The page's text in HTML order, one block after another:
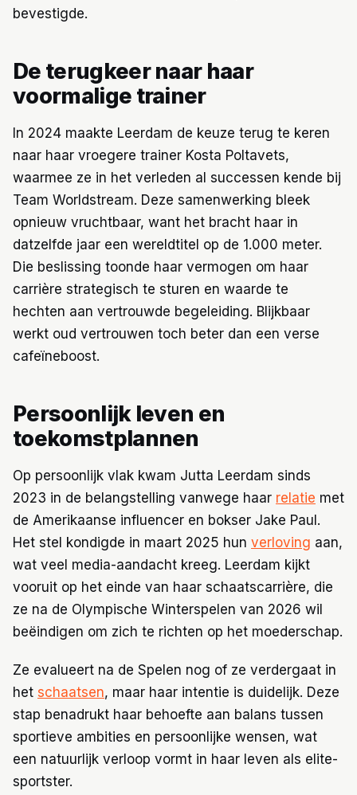
bevestigde.
De terugkeer naar haar
voormalige trainer
In 2024 maakte Leerdam de keuze terug te keren
naar haar vroegere trainer Kosta Poltavets,
waarmee ze in het verleden al successen kende bij
Team Worldstream. Deze samenwerking bleek
opnieuw vruchtbaar, want het bracht haar in
datzelfde jaar een wereldtitel op de 1.000 meter.
Die beslissing toonde haar vermogen om haar
carrière strategisch te sturen en waarde te
hechten aan vertrouwde begeleiding. Blijkbaar
werkt oud vertrouwen toch beter dan een verse
cafeïneboost.
Persoonlijk leven en
toekomstplannen
Op persoonlijk vlak kwam Jutta Leerdam sinds
2023 in de belangstelling vanwege haar relatie met
de Amerikaanse influencer en bokser Jake Paul.
Het stel kondigde in maart 2025 hun verloving aan,
wat veel media-aandacht kreeg. Leerdam kijkt
vooruit op het einde van haar schaatscarrière, die
ze na de Olympische Winterspelen van 2026 wil
beëindigen om zich te richten op het moederschap.
Ze evalueert na de Spelen nog of ze verdergaat in
het schaatsen, maar haar intentie is duidelijk. Deze
stap benadrukt haar behoefte aan balans tussen
sportieve ambities en persoonlijke wensen, wat
een natuurlijk verloop vormt in haar leven als elite-
sportster.